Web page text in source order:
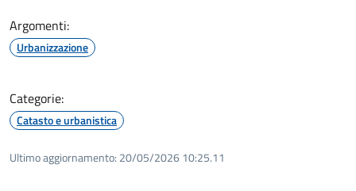
Argomenti:
Urbanizzazione
Categorie:
Catasto e urbanistica
Ultimo aggiornamento: 20/05/2026 10:25.11